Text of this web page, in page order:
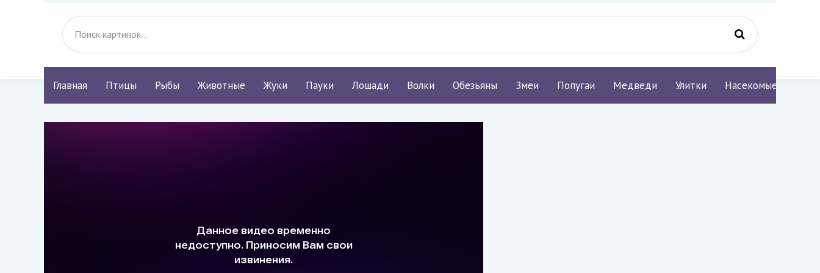
Главная Птицы Рыбы Животные Жуки Пауки Лошади Волки Обезьяны Змеи Попугаи Медведи Улитки Насекомые